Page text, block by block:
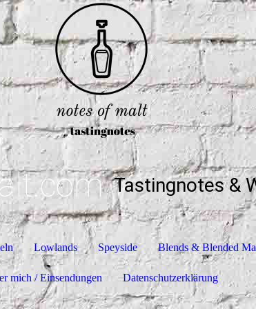
Tastingnotes &
Lowlands Speyside Blends & Blended
mich / Einsendungen Datenschutzerklärung